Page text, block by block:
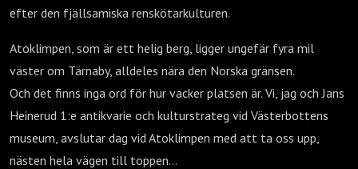
efter den fjällsamiska renskötarkulturen.
Atoklimpen, som är ett helig berg, ligger ungefär fyra mil
väster om Tärnaby, alldeles nära den Norska gränsen.
Och det finns inga ord för hur vacker platsen är. Vi, jag och Jans
Heinerud 1:e antikvarie och kulturstrateg vid Västerbottens
museum, avslutar dag vid Atoklimpen med att ta oss upp,
nästen hela vägen till toppen...